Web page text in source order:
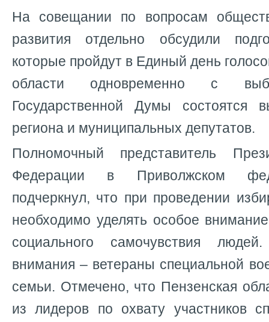
На совещании по вопросам
развития отдельно обсудили
которые пройдут в Единый день
области одновременно с
Государственной Думы состоятся
региона и муниципальных депутатов.
Полномочный представитель
Федерации в Приволжском
подчеркнул, что при проведении
необходимо уделять особое
социального самочувствия
внимания – ветераны специальной
семьи. Отмечено, что Пензенская
из лидеров по охвату участников